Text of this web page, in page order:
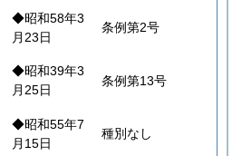
◆昭和58年3
月23日
条例第2号
◆昭和39年3
月25日
条例第13号
◆昭和55年7
月15日
種別なし